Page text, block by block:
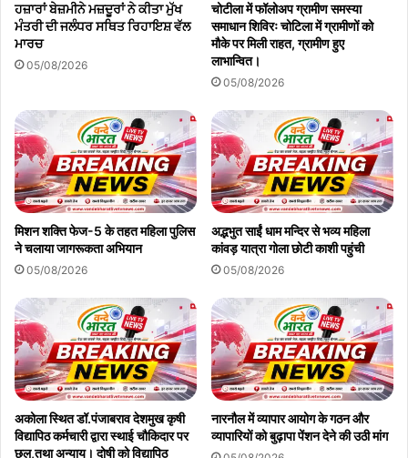
ਹਜ਼ਾਰਾਂ ਬੇਜ਼ਮੀਨੇ ਮਜ਼ਦੂਰਾਂ ਨੇ ਕੀਤਾ ਮੁੱਖ
ਮੰਤਰੀ ਦੀ ਜਲੰਧਰ ਸਥਿਤ ਰਿਹਾਇਸ਼ ਵੱਲ
ਮਾਰਚ
05/08/2026
चोटीला में फॉलोअप ग्रामीण समस्या
समाधान शिविरः चोटिला में ग्रामीणों को
मौके पर मिली राहत, ग्रामीण हुए
लाभान्वित।
05/08/2026
मिशन शक्ति फेज-5 के तहत महिला पुलिस
ने चलाया जागरूकता अभियान
05/08/2026
अद्भभुत साईं धाम मन्दिर से भव्य महिला
कांवड़ यात्रा गोला छोटी काशी पहुंची
05/08/2026
अकोला स्थित डॉ.पंजाबराव देशमुख कृषी
विद्यापिठ कर्मचारी द्वारा स्थाई चौकिदार पर
छल,तथा अन्याय। दोषी को विद्यापिठ
नारनौल में व्यापार आयोग के गठन और
व्यापारियों को बुढ़ापा पेंशन देने की उठी मांग